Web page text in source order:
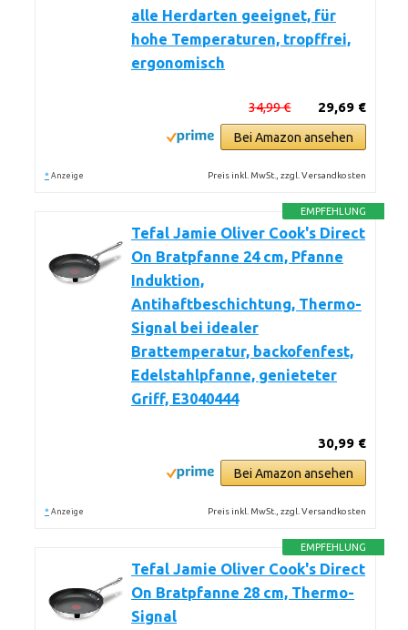
alle Herdarten geeignet, für
hohe Temperaturen, tropffrei,
ergonomisch
29,69 €
34,99 €
Bei Amazon ansehen
* Anzeige Preis inkl. MwSt., zzgl. Versandkosten
EMPFEHLUNG
Tefal Jamie Oliver Cook's Direct
On Bratpfanne 24 cm, Pfanne
Induktion,
Antihaftbeschichtung, Thermo-
Signal bei idealer
Brattemperatur, backofenfest,
Edelstahlpfanne, genieteter
Griff, E3040444
30,99 €
Bei Amazon ansehen
* Anzeige Preis inkl. MwSt., zzgl. Versandkosten
EMPFEHLUNG
Tefal Jamie Oliver Cook's Direct
On Bratpfanne 28 cm, Thermo-
Signal